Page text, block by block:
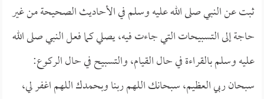
ثبت عن النبي صلى الله عليه وسلم في الأحاديث الصحيحة من غير
حاجة إلى التسبيحات التي جاءت فيه، يصلي كما فعل النبي صلى الله
عليه وسلم بالقراءة في حال القيام، والتسبيح في حال الركوع:
سبحان ربي العظيم، سبحانك اللهم ربنا وبحمدك اللهم اغفر لي،